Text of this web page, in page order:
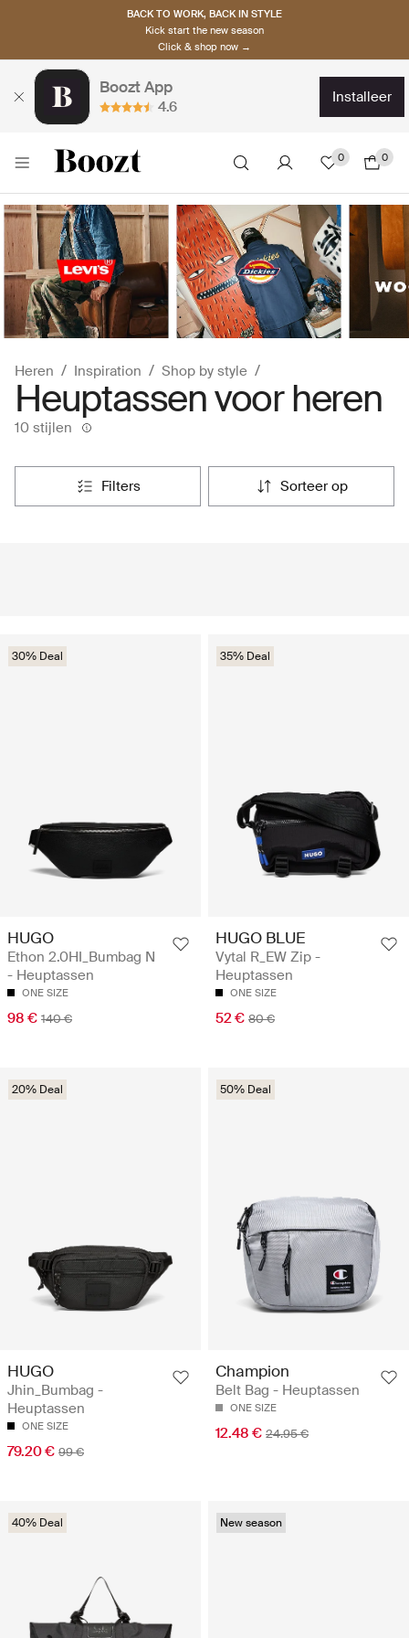
BACK TO WORK, BACK IN STYLE
Kick start the new season
Click & shop now →
Boozt App
4.6
installeer
0 0
Heren Inspiration Shop by style
Heuptassen voor heren
10 stijlen
filters sorteer op
30% Deal
HUGO
Ethon 2.0HI_Bumbag N
- Heuptassen
ONE SIZE
98 € 140 €
35% Deal
HUGO BLUE
Vytal R_EW Zip -
Heuptassen
ONE SIZE
52 € 80 €
20% Deal
HUGO
Jhin_Bumbag -
Heuptassen
ONE SIZE
79.20 € 99 €
50% Deal
Champion
Belt Bag - Heuptassen
ONE SIZE
12.48 € 24.95 €
40% Deal New season